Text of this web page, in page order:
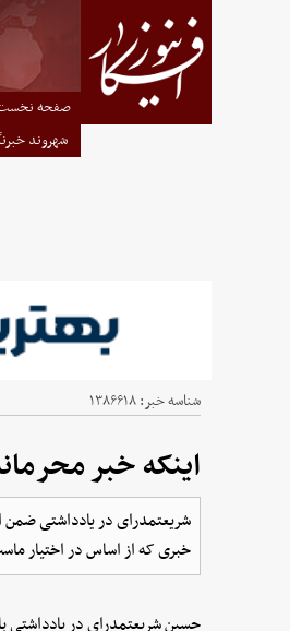
صفحه
شهروند
شناسه خبر:۱۳۸۶۶۱۸
اینکه خبر
شریعتمدرای در یادداشتی ضمن
خبری که از اساس در اختیار
حسین شریعتمدرای در یادداشتی